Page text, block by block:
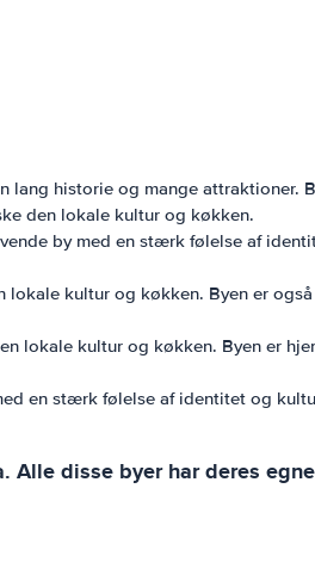
historie og mange attraktioner.
den lokale kultur og køkken.
by med en stærk følelse af
kultur og køkken. Byen er
lokale kultur og køkken. Byen er
en stærk følelse af identitet og
disse byer har deres